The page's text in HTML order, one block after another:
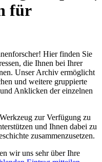
für
Hier finden Sie
die Ihnen bei Ihrer
Unser Archiv ermöglicht
und weitere gruppierte
Anklicken der einzelnen
zur Verfügung zu
und Ihnen dabei zu
zusammenzusetzen.
wir uns sehr über Ihre